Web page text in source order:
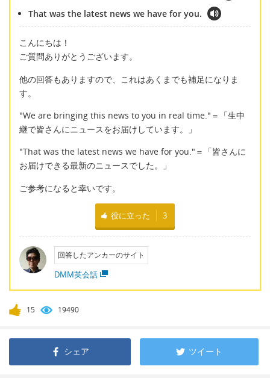
That was the latest news we have for you.
こんにちは！
ご質問ありがとうございます。
他の回答もありますので、これはあくまでも補足になりま
す。
"We are bringing this news to you in real time."＝「生中
継で皆さんにニュースをお届けしています。」
"That was the latest news we have for you."＝「皆さんに
お届けできる最新のニュースでした。」
ご参考になると幸いです。
役に立った 3
回答したアンカーのサイト
DMM英会話
15 19490
シェア ツイート